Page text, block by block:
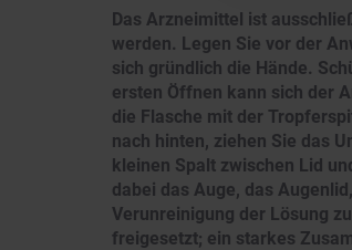
Das Arzneimittel ist
werden. Legen Sie vor der
sich gründlich die Hände.
ersten Öffnen kann sich der
die Flasche mit der
nach hinten, ziehen Sie das
kleinen Spalt zwischen Lid
dabei das Auge, das
Verunreinigung der Lösung
freigesetzt; ein starkes